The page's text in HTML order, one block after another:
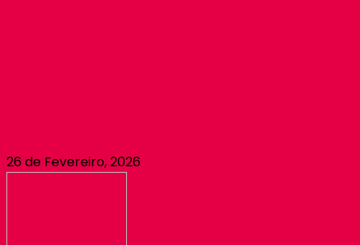
26 de Fevereiro, 2026